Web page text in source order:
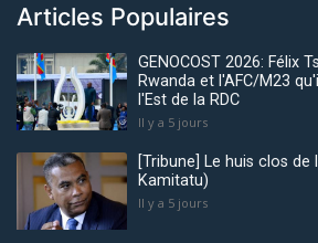
Articles Populaires
GENOCOST 2026: Félix
Rwanda et l'AFC/M23
l'Est de la RDC
Il y a 5 jours
[Tribune] Le huis clos de
Kamitatu)
Il y a 5 jours